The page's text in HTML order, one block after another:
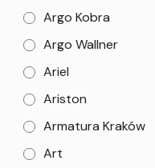
Argo Kobra
Argo Wallner
Ariel
Ariston
Armatura Kraków
Art